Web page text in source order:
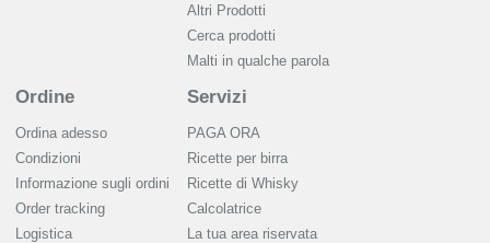
Altri Prodotti
Cerca prodotti
Malti in qualche parola
Ordine
Ordina adesso
Condizioni
Informazione sugli ordini
Order tracking
Logistica
Servizi
PAGA ORA
Ricette per birra
Ricette di Whisky
Calcolatrice
La tua area riservata